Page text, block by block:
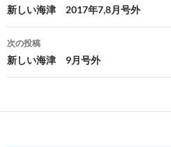
稿
ナ
ビ
ー
新しい海津 2017年7,8月号外
次の投稿
新しい海津 9月号外